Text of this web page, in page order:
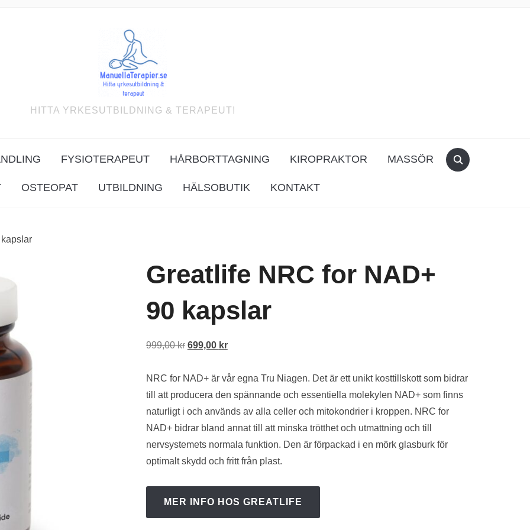
HITTA YRKESUTBILDNING & TERAPEUT!
FYSIOTERAPEUT HÅRBORTTAGNING KIROPRAKTOR MASSÖR
OSTEOPAT UTBILDNING HÄLSOBUTIK KONTAKT
Greatlife NRC for NAD+
90 kapslar
999,00kr Det
priset
var:
999,00 kr.
699,00 krDet
priset
är:
699,00 kr.
NRC for NAD+ är vår egna Tru Niagen. Det är ett unikt kosttillskott som bidrar
till att producera den spännande och essentiella molekylen NAD+ som finns
naturligt i och används av alla celler och mitokondrier i kroppen. NRC for
NAD+ bidrar bland annat till att minska trötthet och utmattning och till
nervsystemets normala funktion. Den är förpackad i en mörk glasburk för
optimalt skydd och fritt från plast.
MER INFO HOS GREATLIFE